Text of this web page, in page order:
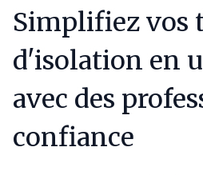
Simplifiez vos
d'isolation en
avec des
confiance